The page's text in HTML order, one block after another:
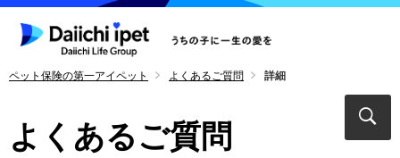
ペット保険の第一アイペット よくあるご質問 詳細
よくあるご質問